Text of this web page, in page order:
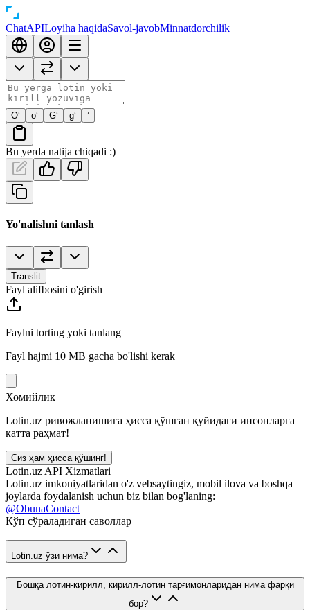
ChatAPILoyiha haqidaSavol-javobMinnatdorchilik
O‘ o‘ G‘ g‘ ’
Bu yerda natija chiqadi :)
Yo'nalishni tanlash
Translit
Fayl alifbosini o'girish
Faylni torting yoki tanlang
Fayl hajmi 10 MB gacha bo'lishi kerak
Хомийлик
Lotin.uz ривожланишига ҳисса қўшган қуйидаги инсонларга
катта раҳмат!
Сиз ҳам ҳисса қўшинг!
Lotin.uz API Xizmatlari
Lotin.uz imkoniyatlaridan o'z vebsaytingiz, mobil ilova va boshqa
joylarda foydalanish uchun biz bilan bog'laning:
@ObunaContact
Кўп сўраладиган саволлар
Lotin.uz ўзи нима?
Бошқа лотин-кирилл, кирилл-лотин тарғимонларидан нима фарқи
бор?